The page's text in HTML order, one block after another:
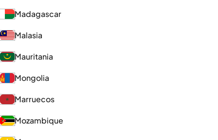
Madagascar
Malasia
Mauritania
Mongolia
Marruecos
Mozambique